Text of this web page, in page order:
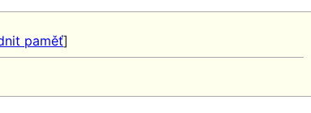
paměť]